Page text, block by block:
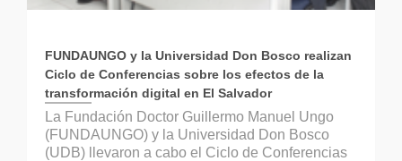
FUNDAUNGO y la Universidad Don Bosco realizan
Ciclo de Conferencias sobre los efectos de la
transformación digital en El Salvador
La Fundación Doctor Guillermo Manuel Ungo
(FUNDAUNGO) y la Universidad Don Bosco
(UDB) llevaron a cabo el Ciclo de Conferencias